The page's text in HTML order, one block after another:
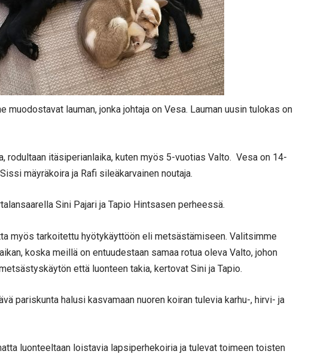
muodostavat lauman, jonka johtaja on Vesa. Lauman uusin tulokas on
rodultaan itäsiperianlaika, kuten myös 5-vuotias Valto. Vesa on 14-
mäyräkoira ja Rafi sileäkarvainen noutaja.
Sini Pajari ja Tapio Hintsasen perheessä.
myös tarkoitettu hyötykäyttöön eli metsästämiseen. Valitsimme
koska meillä on entuudestaan samaa rotua oleva Valto, johon
että luonteen takia, kertovat Sini ja Tapio.
pariskunta halusi kasvamaan nuoren koiran tulevia karhu-, hirvi- ja
luonteeltaan loistavia lapsiperhekoiria ja tulevat toimeen toisten